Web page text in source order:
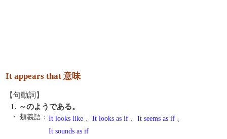
It appears that 意味
【句動詞】
1. ～のようである。
・ 類義語： It looks like 、 It looks as if 、 It seems as if 、
It sounds as if